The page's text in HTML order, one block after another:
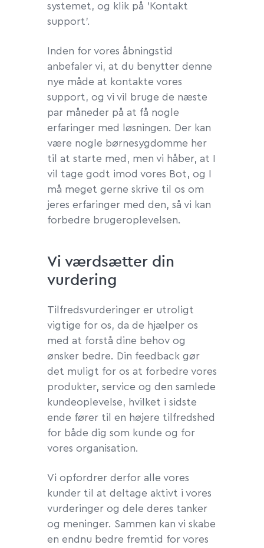
systemet, og klik på ’Kontakt
support’.
Inden for vores åbningstid
anbefaler vi, at du benytter denne
nye måde at kontakte vores
support, og vi vil bruge de næste
par måneder på at få nogle
erfaringer med løsningen. Der kan
være nogle børnesygdomme her
til at starte med, men vi håber, at I
vil tage godt imod vores Bot, og I
må meget gerne skrive til os om
jeres erfaringer med den, så vi kan
forbedre brugeroplevelsen.
Vi værdsætter din
vurdering
Tilfredsvurderinger er utroligt
vigtige for os, da de hjælper os
med at forstå dine behov og
ønsker bedre. Din feedback gør
det muligt for os at forbedre vores
produkter, service og den samlede
kundeoplevelse, hvilket i sidste
ende fører til en højere tilfredshed
for både dig som kunde og for
vores organisation.
Vi opfordrer derfor alle vores
kunder til at deltage aktivt i vores
vurderinger og dele deres tanker
og meninger. Sammen kan vi skabe
en endnu bedre fremtid for vores